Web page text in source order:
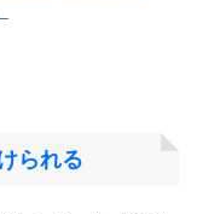
られる